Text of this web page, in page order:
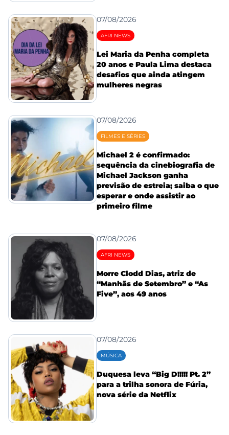
07/08/2026
AFRI NEWS
Lei Maria da Penha completa
20 anos e Paula Lima destaca
desafios que ainda atingem
mulheres negras
07/08/2026
FILMES E SÉRIES
Michael 2 é confirmado:
sequência da cinebiografia de
Michael Jackson ganha
previsão de estreia; saiba o que
esperar e onde assistir ao
primeiro filme
07/08/2026
AFRI NEWS
Morre Clodd Dias, atriz de
“Manhãs de Setembro” e “As
Five”, aos 49 anos
07/08/2026
MÚSICA
Duquesa leva “Big D!!!!! Pt. 2”
para a trilha sonora de Fúria,
nova série da Netflix